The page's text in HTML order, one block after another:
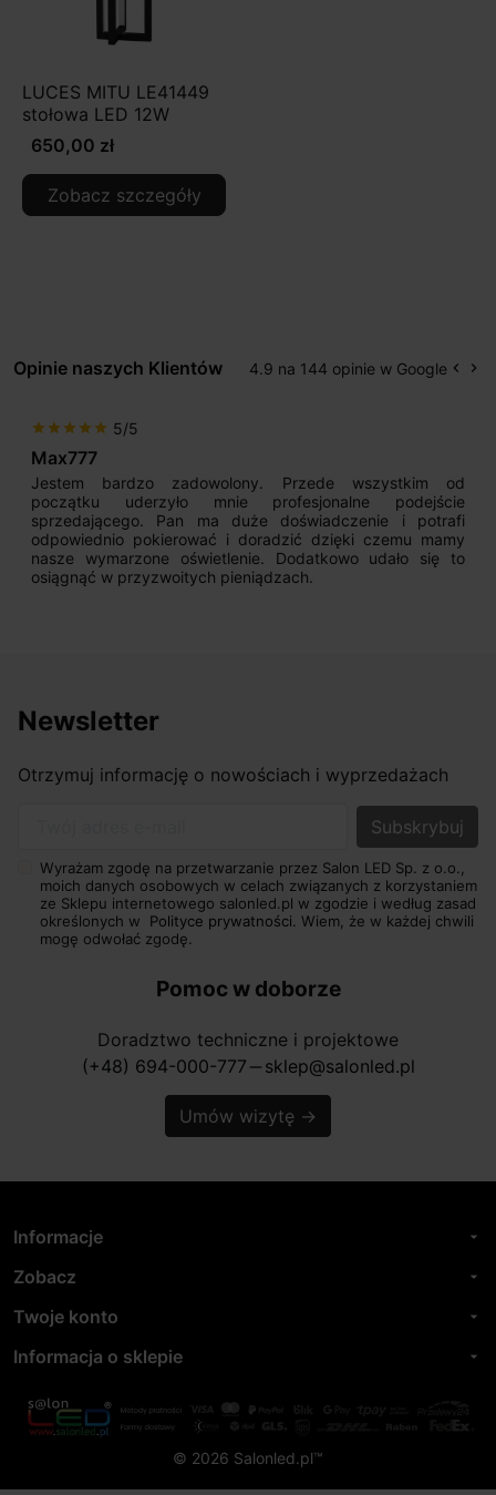
LUCES MITU LE41449
stołowa LED 12W
650,00 zł
Zobacz szczegóły
Opinie naszych Klientów 4.9 na 144 opinie w Google keyboard_arrow_left keyboard_arrow_right
star star star star star 5/5
Max777
Jestem bardzo zadowolony. Przede wszystkim od
początku uderzyło mnie profesjonalne podejście
sprzedającego. Pan ma duże doświadczenie i potrafi
odpowiednio pokierować i doradzić dzięki czemu mamy
nasze wymarzone oświetlenie. Dodatkowo udało się to
osiągnąć w przyzwoitych pieniądzach.
Newsletter
Otrzymuj informację o nowościach i wyprzedażach
Wyrażam zgodę na przetwarzanie przez Salon LED Sp. z o.o.,
moich danych osobowych w celach związanych z korzystaniem
ze Sklepu internetowego salonled.pl w zgodzie i według zasad
określonych w Polityce prywatności. Wiem, że w każdej chwili
mogę odwołać zgodę.
Pomoc w doborze
Doradztwo techniczne i projektowe
(+48) 694-000-777 horizontal_rule sklep@salonled.pl
Umów wizytę →
Informacje arrow_drop_down
Zobacz arrow_drop_down
Twoje konto arrow_drop_down
Informacja o sklepie arrow_drop_down
© 2026 Salonled.pl™